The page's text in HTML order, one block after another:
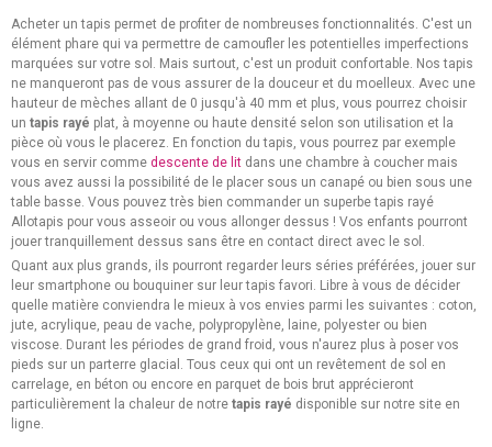
Acheter un tapis permet de profiter de nombreuses fonctionnalités. C'est un
élément phare qui va permettre de camoufler les potentielles imperfections
marquées sur votre sol. Mais surtout, c'est un produit confortable. Nos tapis
ne manqueront pas de vous assurer de la douceur et du moelleux. Avec une
hauteur de mèches allant de 0 jusqu'à 40 mm et plus, vous pourrez choisir
un tapis rayé plat, à moyenne ou haute densité selon son utilisation et la
pièce où vous le placerez. En fonction du tapis, vous pourrez par exemple
vous en servir comme descente de lit dans une chambre à coucher mais
vous avez aussi la possibilité de le placer sous un canapé ou bien sous une
table basse. Vous pouvez très bien commander un superbe tapis rayé
Allotapis pour vous asseoir ou vous allonger dessus ! Vos enfants pourront
jouer tranquillement dessus sans être en contact direct avec le sol.
Quant aux plus grands, ils pourront regarder leurs séries préférées, jouer sur
leur smartphone ou bouquiner sur leur tapis favori. Libre à vous de décider
quelle matière conviendra le mieux à vos envies parmi les suivantes : coton,
jute, acrylique, peau de vache, polypropylène, laine, polyester ou bien
viscose. Durant les périodes de grand froid, vous n'aurez plus à poser vos
pieds sur un parterre glacial. Tous ceux qui ont un revêtement de sol en
carrelage, en béton ou encore en parquet de bois brut apprécieront
particulièrement la chaleur de notre tapis rayé disponible sur notre site en
ligne.